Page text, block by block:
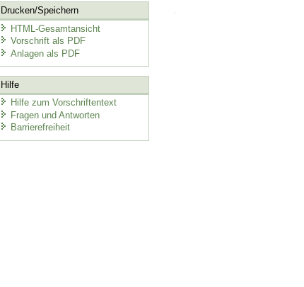
Drucken/Speichern
HTML-Gesamtansicht
Vorschrift als PDF
Anlagen als PDF
Hilfe
Hilfe zum Vorschriftentext
Fragen und Antworten
Barrierefreiheit